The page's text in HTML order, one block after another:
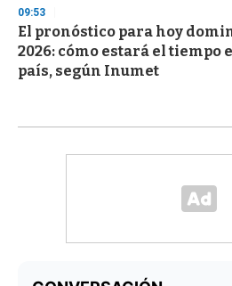
09:53
El pronóstico para hoy
2026: cómo estará el tiempo
país, según Inumet